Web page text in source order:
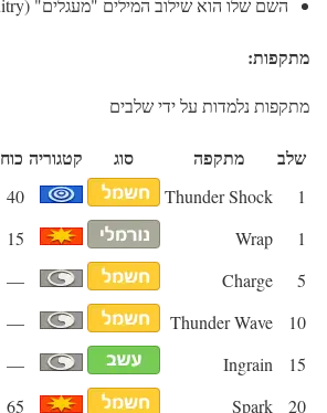
השם שלו הוא שילוב המילים "מעגלים" (Circuitry) ו"עץ" (Tree).
מתקפות:
מתקפות נלמדות על ידי שלבים
שלב מתקפה סוג קטגוריה כוח
1
Thunder Shock
40
1
Wrap
15
5
Charge
—
10
Thunder Wave
—
15
Ingrain
—
20
Spark
65